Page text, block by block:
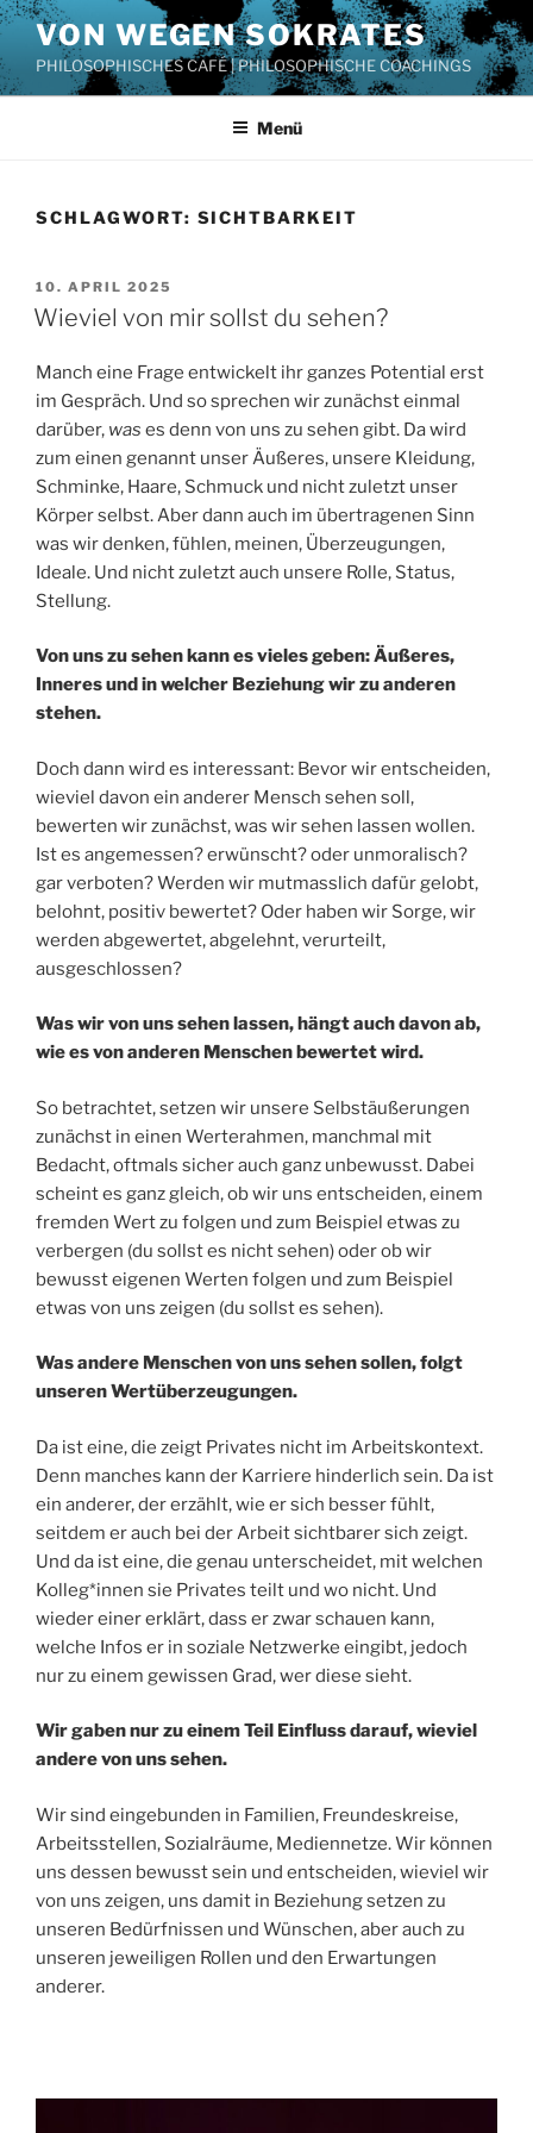
Zum
Inhalt
springen
VON WEGEN SOKRATES
PHILOSOPHISCHES CAFÉ | PHILOSOPHISCHE COACHINGS
Menü
SCHLAGWORT: SICHTBARKEIT
VERÖFFENTLICHT
AM
10. APRIL 2025
Wieviel von mir sollst du sehen?
Manch eine Frage entwickelt ihr ganzes Potential erst
im Gespräch. Und so sprechen wir zunächst einmal
darüber, was es denn von uns zu sehen gibt. Da wird
zum einen genannt unser Äußeres, unsere Kleidung,
Schminke, Haare, Schmuck und nicht zuletzt unser
Körper selbst. Aber dann auch im übertragenen Sinn
was wir denken, fühlen, meinen, Überzeugungen,
Ideale. Und nicht zuletzt auch unsere Rolle, Status,
Stellung.
Von uns zu sehen kann es vieles geben: Äußeres,
Inneres und in welcher Beziehung wir zu anderen
stehen.
Doch dann wird es interessant: Bevor wir entscheiden,
wieviel davon ein anderer Mensch sehen soll,
bewerten wir zunächst, was wir sehen lassen wollen.
Ist es angemessen? erwünscht? oder unmoralisch?
gar verboten? Werden wir mutmasslich dafür gelobt,
belohnt, positiv bewertet? Oder haben wir Sorge, wir
werden abgewertet, abgelehnt, verurteilt,
ausgeschlossen?
Was wir von uns sehen lassen, hängt auch davon ab,
wie es von anderen Menschen bewertet wird.
So betrachtet, setzen wir unsere Selbstäußerungen
zunächst in einen Werterahmen, manchmal mit
Bedacht, oftmals sicher auch ganz unbewusst. Dabei
scheint es ganz gleich, ob wir uns entscheiden, einem
fremden Wert zu folgen und zum Beispiel etwas zu
verbergen (du sollst es nicht sehen) oder ob wir
bewusst eigenen Werten folgen und zum Beispiel
etwas von uns zeigen (du sollst es sehen).
Was andere Menschen von uns sehen sollen, folgt
unseren Wertüberzeugungen.
Da ist eine, die zeigt Privates nicht im Arbeitskontext.
Denn manches kann der Karriere hinderlich sein. Da ist
ein anderer, der erzählt, wie er sich besser fühlt,
seitdem er auch bei der Arbeit sichtbarer sich zeigt.
Und da ist eine, die genau unterscheidet, mit welchen
Kolleg*innen sie Privates teilt und wo nicht. Und
wieder einer erklärt, dass er zwar schauen kann,
welche Infos er in soziale Netzwerke eingibt, jedoch
nur zu einem gewissen Grad, wer diese sieht.
Wir gaben nur zu einem Teil Einfluss darauf, wieviel
andere von uns sehen.
Wir sind eingebunden in Familien, Freundeskreise,
Arbeitsstellen, Sozialräume, Mediennetze. Wir können
uns dessen bewusst sein und entscheiden, wieviel wir
von uns zeigen, uns damit in Beziehung setzen zu
unseren Bedürfnissen und Wünschen, aber auch zu
unseren jeweiligen Rollen und den Erwartungen
anderer.